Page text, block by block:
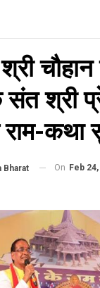
संत श्री
कथा
Bharat On Feb